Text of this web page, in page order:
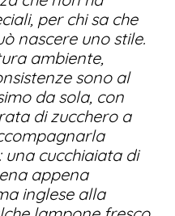
per chi sa che
nascere uno stile.
ambiente,
sono al
da sola, con
di zucchero a
una cucchiaiata di
appena
inglese alla